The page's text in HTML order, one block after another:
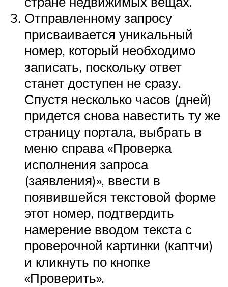
Отправленному запросу
присваивается уникальный
номер, который необходимо
записать, поскольку ответ
станет доступен не сразу.
Спустя несколько часов (дней)
придется снова навестить ту же
страницу портала, выбрать в
меню справа «Проверка
исполнения запроса
(заявления)», ввести в
появившейся текстовой форме
этот номер, подтвердить
намерение вводом текста с
проверочной картинки (каптчи)
и кликнуть по кнопке
«Проверить».